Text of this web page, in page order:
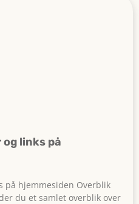
links på
på hjemmesiden Overblik
du et samlet overblik over